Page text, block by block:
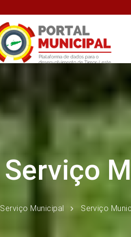
Serviço
Serviço Municipal Serviço